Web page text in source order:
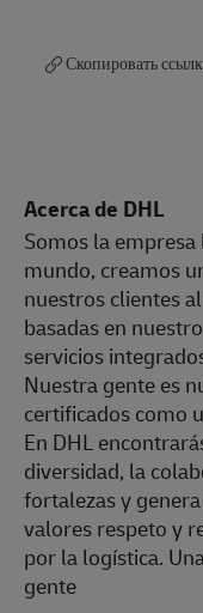
Скопировать
Acerca de DHL
Somos la
mundo, creamos
nuestros clientes
basadas en
servicios
Nuestra gente es
certificados como
En DHL
diversidad, la
fortalezas y
valores respeto y
por la logística.
gente